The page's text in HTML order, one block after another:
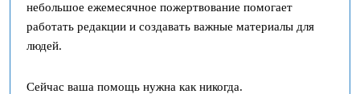
небольшое ежемесячное пожертвование помогает
работать редакции и создавать важные материалы для
людей.
Сейчас ваша помощь нужна как никогда.